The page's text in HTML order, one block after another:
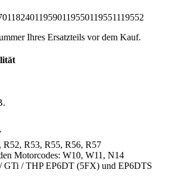
118240119590119550119551119552
Ihres Ersatzteils vor dem Kauf.
R52, R53, R55, R56, R57
Motorcodes: W10, W11, N14
GTi / THP EP6DT (5FX) und EP6DTS